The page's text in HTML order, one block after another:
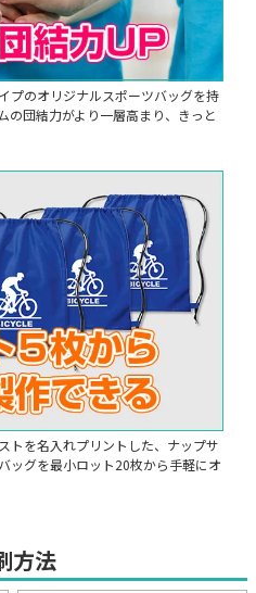
プのオリジナルスポーツバッグを持
の団結力がより一層高まり、きっと
トを名入れプリントした、ナップサ
ッグを最小ロット20枚から手軽にオ
方法